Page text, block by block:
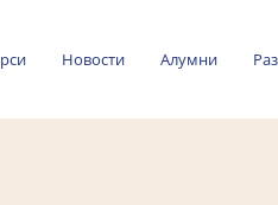
Новости Алумни